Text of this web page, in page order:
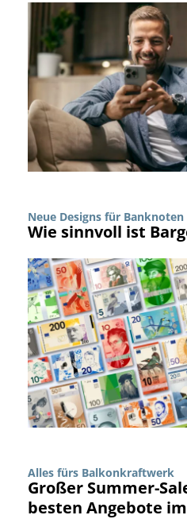
Neue Designs für Banknoten
Wie sinnvoll ist
Alles fürs Balkonkraftwerk
Großer Summer-
besten Angebote